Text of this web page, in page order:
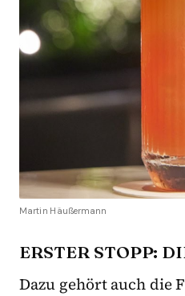
Martin Häußermann
ERSTER STOPP:
Dazu gehört auch die